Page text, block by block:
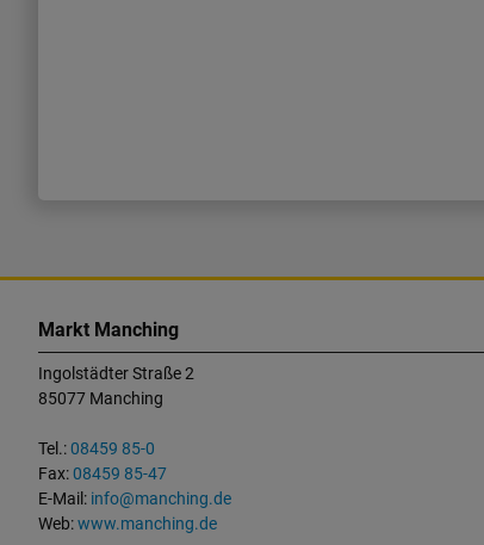
Markt Manching
Ingolstädter Straße 2
85077 Manching
Tel.:08459 85-0
Fax:08459 85-47
E-Mail: info@manching.de
Web:www.manching.de